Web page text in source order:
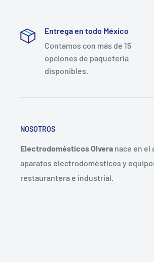
Entrega en todo México
Contamos con más de 15
opciones de paquetería
disponibles.
NOSOTROS
Electrodomésticos Olvera nace en el
aparatos electrodomésticos y
restaurantera e industrial.